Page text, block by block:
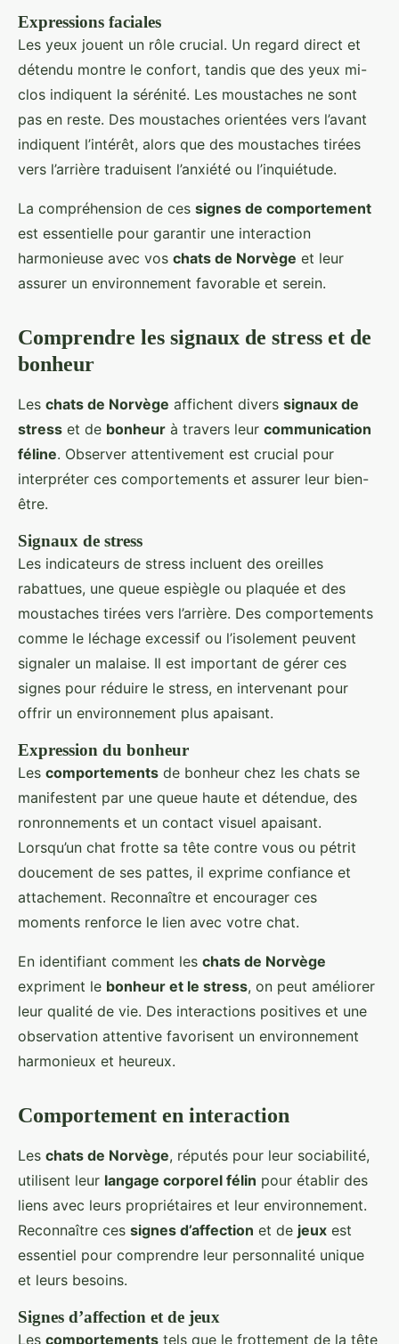
Expressions faciales
Les yeux jouent un rôle crucial. Un regard direct et
détendu montre le confort, tandis que des yeux mi-
clos indiquent la sérénité. Les moustaches ne sont
pas en reste. Des moustaches orientées vers l’avant
indiquent l’intérêt, alors que des moustaches tirées
vers l’arrière traduisent l’anxiété ou l’inquiétude.
La compréhension de ces signes de comportement
est essentielle pour garantir une interaction
harmonieuse avec vos chats de Norvège et leur
assurer un environnement favorable et serein.
Comprendre les signaux de stress et de
bonheur
Les chats de Norvège affichent divers signaux de
stress et de bonheur à travers leur communication
féline. Observer attentivement est crucial pour
interpréter ces comportements et assurer leur bien-
être.
Signaux de stress
Les indicateurs de stress incluent des oreilles
rabattues, une queue espiègle ou plaquée et des
moustaches tirées vers l’arrière. Des comportements
comme le léchage excessif ou l’isolement peuvent
signaler un malaise. Il est important de gérer ces
signes pour réduire le stress, en intervenant pour
offrir un environnement plus apaisant.
Expression du bonheur
Les comportements de bonheur chez les chats se
manifestent par une queue haute et détendue, des
ronronnements et un contact visuel apaisant.
Lorsqu’un chat frotte sa tête contre vous ou pétrit
doucement de ses pattes, il exprime confiance et
attachement. Reconnaître et encourager ces
moments renforce le lien avec votre chat.
En identifiant comment les chats de Norvège
expriment le bonheur et le stress, on peut améliorer
leur qualité de vie. Des interactions positives et une
observation attentive favorisent un environnement
harmonieux et heureux.
Comportement en interaction
Les chats de Norvège, réputés pour leur sociabilité,
utilisent leur langage corporel félin pour établir des
liens avec leurs propriétaires et leur environnement.
Reconnaître ces signes d’affection et de jeux est
essentiel pour comprendre leur personnalité unique
et leurs besoins.
Signes d’affection et de jeux
Les comportements tels que le frottement de la tête